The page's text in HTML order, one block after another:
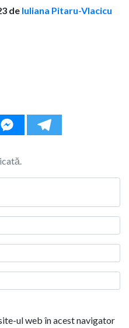
de Iuliana Pitaru-Vlacicu
ul web în acest navigator